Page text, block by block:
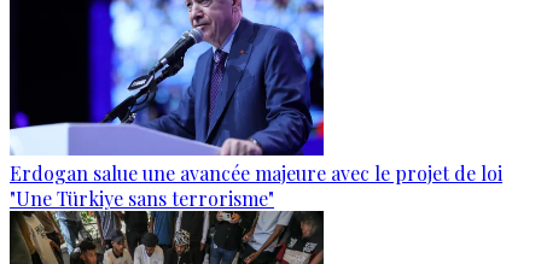
Erdogan salue une avancée majeure avec le projet de loi
"Une Türkiye sans terrorisme"